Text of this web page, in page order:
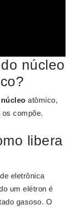
núcleo
núcleo atômico,
compõe.
libera
eletrônica
um elétron é
gasoso. O